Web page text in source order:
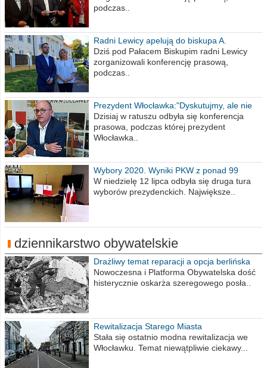
podczas..
Radni Lewicy apelują do biskupa A.
Wiesława Meringa
Dziś pod Pałacem Biskupim radni Lewicy
zorganizowali konferencję prasową,
podczas..
Prezydent Włocławka:"Dyskutujmy, ale nie
obrażajmy się”
Dzisiaj w ratuszu odbyła się konferencja
prasowa, podczas której prezydent
Włocławka..
Wybory 2020. Wyniki PKW z ponad 99
procent obwodów
W niedzielę 12 lipca odbyła się druga tura
wyborów prezydenckich. Największe..
dziennikarstwo obywatelskie
Drażliwy temat reparacji a opcja berlińska
Nowoczesna i Platforma Obywatelska dość
histerycznie oskarża szeregowego posła..
Rewitalizacja Starego Miasta
Stała się ostatnio modna rewitalizacja we
Włocławku. Temat niewątpliwie ciekawy...